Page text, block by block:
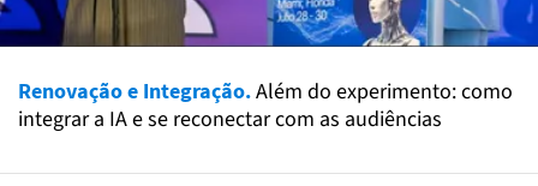
Renovação e Integração.Além do experimento: como
integrar a IA e se reconectar com as audiências